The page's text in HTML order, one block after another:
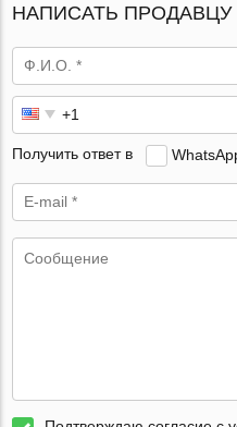
НАПИСАТЬ ПРОДАВЦУ
Получить ответ в